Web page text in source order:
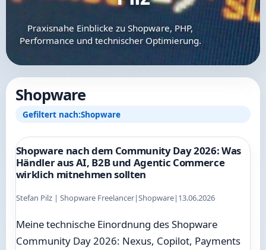
Praxisnahe Einblicke zu Shopware, PHP,
Performance und technischer Optimierung.
Shopware
Gefiltert nach:Shopware
Shopware nach dem Community Day 2026: Was
Händler aus AI, B2B und Agentic Commerce
wirklich mitnehmen sollten
Stefan Pilz | Shopware Freelancer|Shopware| 13.06.2026
Meine technische Einordnung des Shopware
Community Day 2026: Nexus, Copilot, Payments